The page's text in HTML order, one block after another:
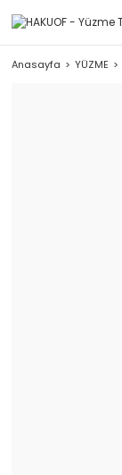
Anasayfa YÜZME